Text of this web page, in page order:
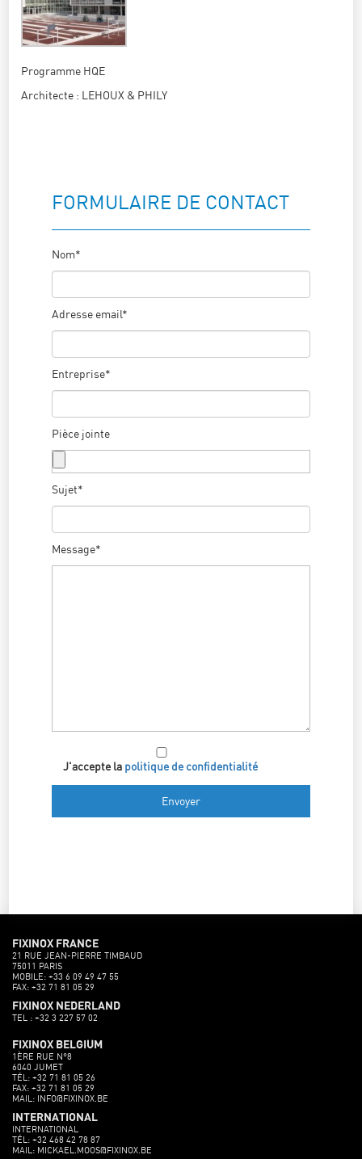
Programme HQE
Architecte : LEHOUX & PHILY
FORMULAIRE DE CONTACT
Nom*
Adresse email*
Entreprise*
Pièce jointe
Sujet*
Message*
J'accepte la politique de confidentialité
FIXINOX FRANCE
21 RUE JEAN-PIERRE TIMBAUD
75011 PARIS
MOBILE: +33 6 09 49 47 55
FAX: +32 71 81 05 29
FIXINOX NEDERLAND
TEL : +32 3 227 57 02
FIXINOX BELGIUM
1ÈRE RUE N°8
6040 JUMET
TÉL: +32 71 81 05 26
FAX: +32 71 81 05 29
MAIL: INFO@FIXINOX.BE
INTERNATIONAL
INTERNATIONAL
TÉL: +32 468 42 78 87
MAIL: MICKAEL.MOOS@FIXINOX.BE